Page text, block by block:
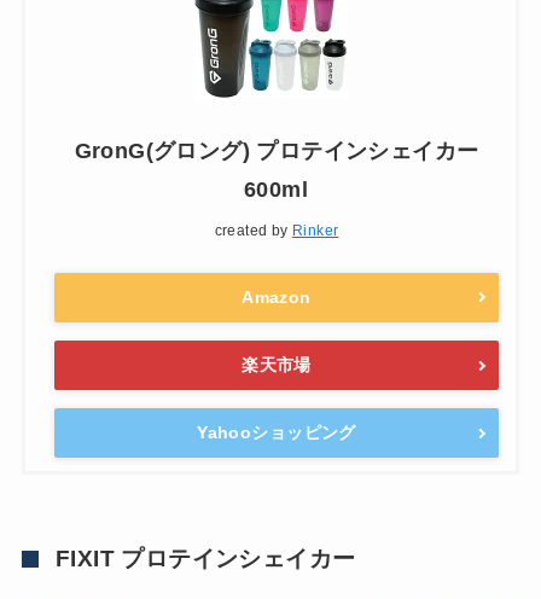
GronG(グロング) プロテインシェイカー
600ml
created by Rinker
Amazon
楽天市場
Yahooショッピング
FIXIT プロテインシェイカー